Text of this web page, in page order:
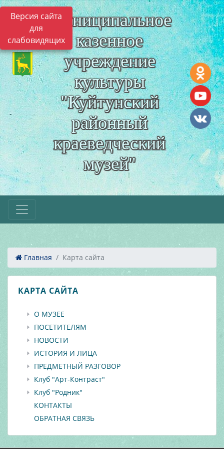
Версия сайта
для
слабовидящих
Муниципальное
казенное
учреждение
культуры
"Куйтунский
районный
краеведческий
музей"
Главная Карта сайта
КАРТА САЙТА
О МУЗЕЕ
ПОСЕТИТЕЛЯМ
НОВОСТИ
ИСТОРИЯ И ЛИЦА
ПРЕДМЕТНЫЙ РАЗГОВОР
Клуб "Арт-Контраст"
Клуб "Родник"
КОНТАКТЫ
ОБРАТНАЯ СВЯЗЬ